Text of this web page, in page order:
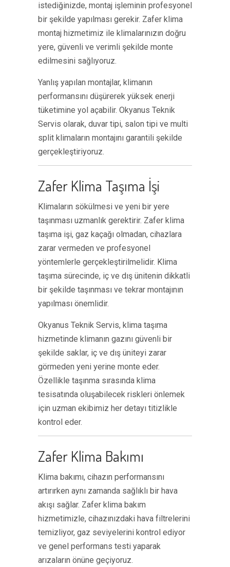
istediğinizde, montaj işleminin profesyonel
bir şekilde yapılması gerekir. Zafer klima
montaj hizmetimiz ile klimalarınızın doğru
yere, güvenli ve verimli şekilde monte
edilmesini sağlıyoruz.
Yanlış yapılan montajlar, klimanın
performansını düşürerek yüksek enerji
tüketimine yol açabilir. Okyanus Teknik
Servis olarak, duvar tipi, salon tipi ve multi
split klimaların montajını garantili şekilde
gerçekleştiriyoruz.
Zafer Klima Taşıma İşi
Klimaların sökülmesi ve yeni bir yere
taşınması uzmanlık gerektirir. Zafer klima
taşıma işi, gaz kaçağı olmadan, cihazlara
zarar vermeden ve profesyonel
yöntemlerle gerçekleştirilmelidir. Klima
taşıma sürecinde, iç ve dış ünitenin dikkatli
bir şekilde taşınması ve tekrar montajının
yapılması önemlidir.
Okyanus Teknik Servis, klima taşıma
hizmetinde klimanın gazını güvenli bir
şekilde saklar, iç ve dış üniteyi zarar
görmeden yeni yerine monte eder.
Özellikle taşınma sırasında klima
tesisatında oluşabilecek riskleri önlemek
için uzman ekibimiz her detayı titizlikle
kontrol eder.
Zafer Klima Bakımı
Klima bakımı, cihazın performansını
artırırken aynı zamanda sağlıklı bir hava
akışı sağlar. Zafer klima bakım
hizmetimizle, cihazınızdaki hava filtrelerini
temizliyor, gaz seviyelerini kontrol ediyor
ve genel performans testi yaparak
arızaların önüne geçiyoruz.